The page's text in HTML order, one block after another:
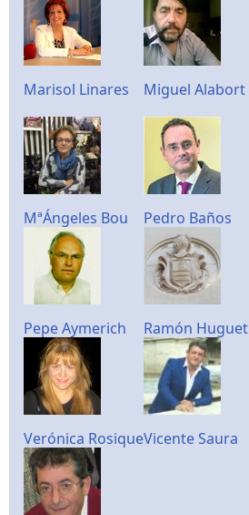
Marisol Linares Miguel Alabort
MªÁngeles Bou Pedro Baños
Pepe Aymerich Ramón Huguet
Verónica RosiqueVicente Saura